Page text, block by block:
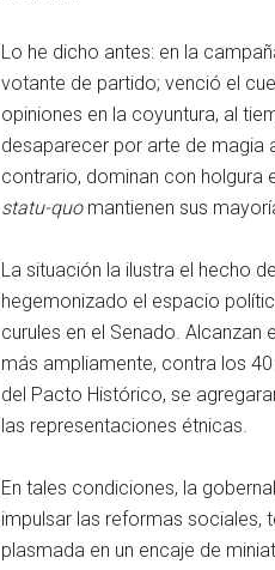
Lo he dicho antes: en la
votante de partido; venció el
opiniones en la coyuntura, al
desaparecer por arte de magia
contrario, dominan con holgura
statu-quomantienen sus
La situación la ilustra el hecho
hegemonizado el espacio
curules en el Senado.
más ampliamente, contra los
del Pacto Histórico, se
las representaciones étnicas.
En tales condiciones, la
impulsar las reformas sociales,
plasmada en un encaje de